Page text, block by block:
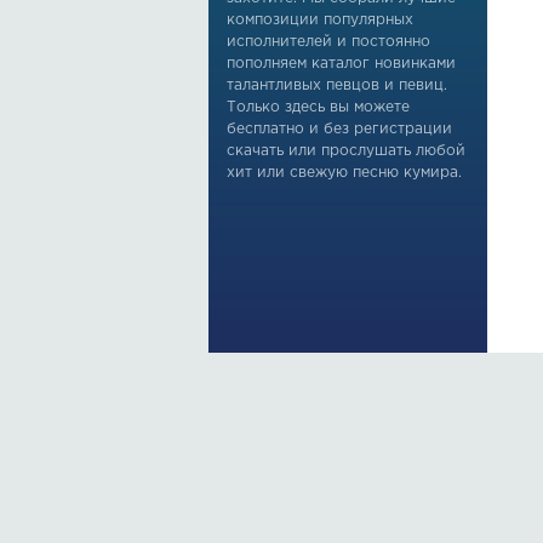
композиции популярных
исполнителей и постоянно
пополняем каталог новинками
талантливых певцов и певиц.
Только здесь вы можете
бесплатно и без регистрации
скачать или прослушать любой
хит или свежую песню кумира.